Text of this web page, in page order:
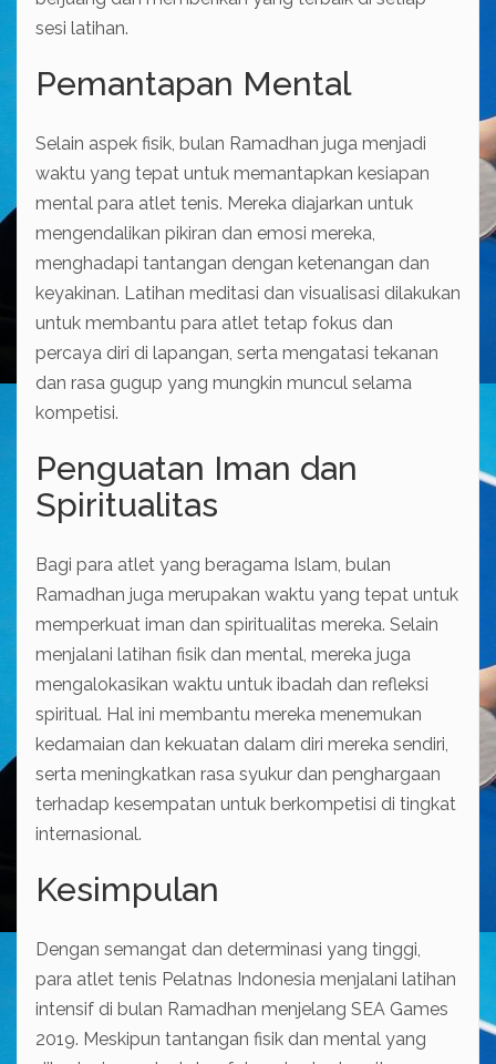
sesi latihan.
Pemantapan Mental
Selain aspek fisik, bulan Ramadhan juga menjadi
waktu yang tepat untuk memantapkan kesiapan
mental para atlet tenis. Mereka diajarkan untuk
mengendalikan pikiran dan emosi mereka,
menghadapi tantangan dengan ketenangan dan
keyakinan. Latihan meditasi dan visualisasi dilakukan
untuk membantu para atlet tetap fokus dan
percaya diri di lapangan, serta mengatasi tekanan
dan rasa gugup yang mungkin muncul selama
kompetisi.
Penguatan Iman dan
Spiritualitas
Bagi para atlet yang beragama Islam, bulan
Ramadhan juga merupakan waktu yang tepat untuk
memperkuat iman dan spiritualitas mereka. Selain
menjalani latihan fisik dan mental, mereka juga
mengalokasikan waktu untuk ibadah dan refleksi
spiritual. Hal ini membantu mereka menemukan
kedamaian dan kekuatan dalam diri mereka sendiri,
serta meningkatkan rasa syukur dan penghargaan
terhadap kesempatan untuk berkompetisi di tingkat
internasional.
Kesimpulan
Dengan semangat dan determinasi yang tinggi,
para atlet tenis Pelatnas Indonesia menjalani latihan
intensif di bulan Ramadhan menjelang SEA Games
2019. Meskipun tantangan fisik dan mental yang